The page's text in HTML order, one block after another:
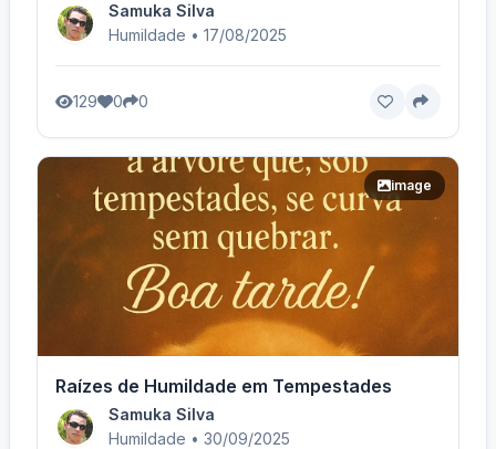
Samuka Silva
Humildade • 17/08/2025
129 0 0
image
Raízes de Humildade em Tempestades
Samuka Silva
Humildade • 30/09/2025